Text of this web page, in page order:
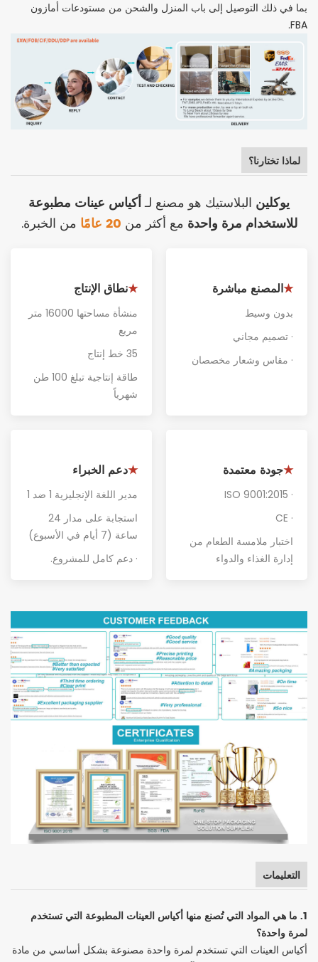
بما في ذلك التوصيل إلى باب المنزل والشحن من مستودعات أمازون
FBA.
لماذا تختارنا؟
يوكلين البلاستيك هو مصنع لـأكياس عينات مطبوعة
للاستخدام مرة واحدة مع أكثر من 20 عامًا من الخبرة.
★المصنع مباشرة
بدون وسيط
· تصميم مجاني
· مقاس وشعار مخصصان
★نطاق الإنتاج
منشأة مساحتها 16000 متر
مربع
35 خط إنتاج
طاقة إنتاجية تبلغ 100 طن
شهرياً
★جودة معتمدة
· ISO 9001:2015
· CE
اختبار ملامسة الطعام من
إدارة الغذاء والدواء
★دعم الخبراء
مدير اللغة الإنجليزية 1 ضد 1
استجابة على مدار 24
ساعة (7 أيام في الأسبوع)
· دعم كامل للمشروع.
التعليمات
1. ما هي المواد التي تُصنع منها أكياس العينات المطبوعة التي تستخدم
لمرة واحدة؟
أكياس العينات التي تستخدم لمرة واحدة مصنوعة بشكل أساسي من مادة